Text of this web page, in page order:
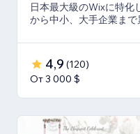
日本最大級のWixに特化
から中小、大手企業まで
4,9 (120)
От 3 000 $